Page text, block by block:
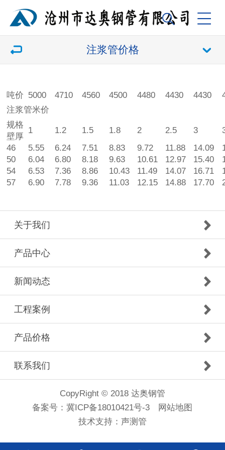
注浆管价格
吨价 5000 4710 4560 4500 4480 4430 4430
注浆管米价
规格
1 1.2 1.5 1.8 2 2.5 3
壁厚
46
5.55 6.24 7.51 8.83 9.72 11.88 14.09
50
6.04 6.80 8.18 9.63 10.61 12.97 15.40
54
6.53 7.36 8.86 10.43 11.49 14.07 16.71
57
6.90 7.78 9.36 11.03 12.15 14.88 17.70
关于我们
产品中心
新闻动态
工程案例
产品价格
联系我们
CopyRight © 2018 达奥钢管
备案号：冀ICP备18010421号-3
网站地图
技术支持： 声测管